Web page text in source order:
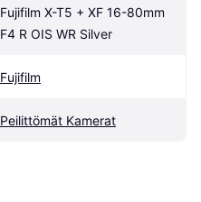
Fujifilm X-T5 + XF 16-80mm
F4 R OIS WR Silver
Fujifilm
Peilittömät Kamerat